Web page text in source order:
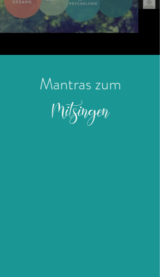
Mantras zum
Mitsingen